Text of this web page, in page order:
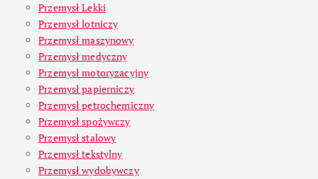
Przemysł Lekki
Przemysł lotniczy
Przemysł maszynowy
Przemysł medyczny
Przemysł motoryzacyjny
Przemysł papierniczy
Przemysł petrochemiczny
Przemysł spożywczy
Przemysł stalowy
Przemysł tekstylny
Przemysł wydobywczy